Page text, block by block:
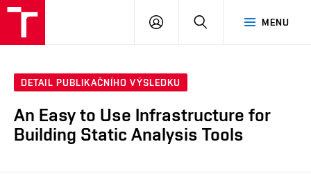
MENU
PŘIHLÁSIT
DETAIL PUBLIKAČNÍHO VÝSLEDKU
An Easy to Use Infrastructure for
Building Static Analysis Tools